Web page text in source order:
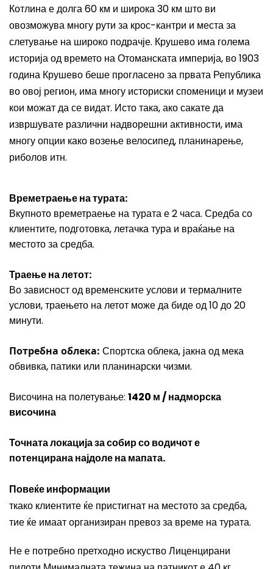
Котлина е долга 60 км и широка 30 км што ви
овозможува многу рути за крос-кантри и места за
слетување на широко подрачје. Крушево има голема
историја од времето на Отоманската империја, во 1903
година Крушево беше прогласено за првата Република
во овој регион, има многу историски споменици и музеи
кои можат да се видат. Исто така, ако сакате да
извршувате различни надворешни активности, има
многу опции како возење велосипед, планинарење,
риболов итн.
Времетраење на турата:
Вкупното времетраење на турата е 2 часа. Средба со
клиентите, подготовка, летачка тура и враќање на
местото за средба.
Траење на летот:
Во зависност од временските услови и термалните
услови, траењето на летот може да биде од 10 до 20
минути.
Потребна облека: Спортска облека, јакна од мека
обвивка, патики или планинарски чизми.
Височина на полетување: 1420 м / надморска
височина
Точната локација за собир со водичот е
потенцирана најдоле на мапата.
Повеќе информации
ткако клиентите ќе пристигнат на местото за средба,
тие ќе имаат организиран превоз за време на турата.
Не е потребно претходно искуство Лиценцирани